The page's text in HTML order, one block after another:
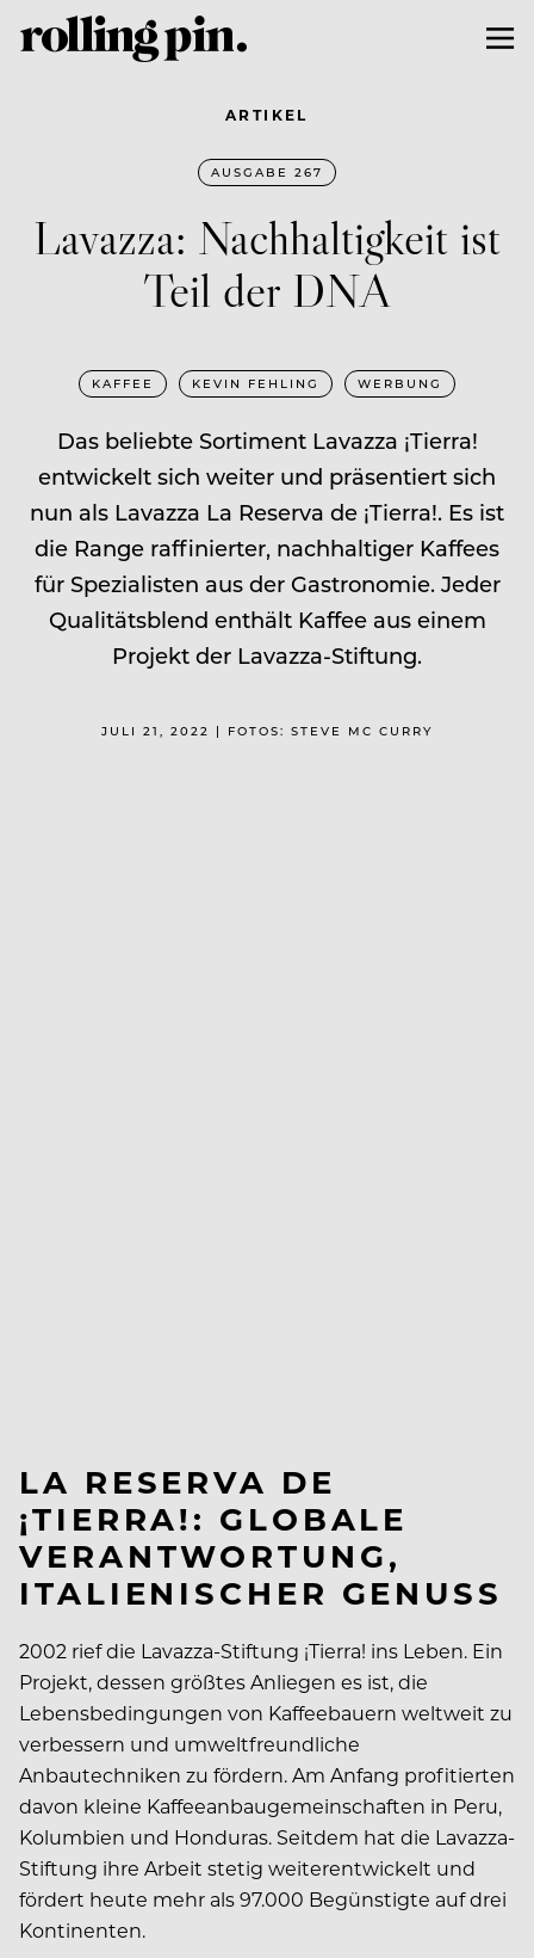
ARTIKEL
AUSGABE 267
Lavazza: Nachhaltigkeit ist
Teil der DNA
KAFFEE KEVIN FEHLING WERBUNG
Das beliebte Sortiment Lavazza ¡Tierra!
entwickelt sich weiter und präsentiert sich
nun als Lavazza La Reserva de ¡Tierra!. Es ist
die Range raffinierter, nachhaltiger Kaffees
für Spezialisten aus der Gastronomie. Jeder
Qualitätsblend enthält Kaffee aus einem
Projekt der Lavazza-Stiftung.
JULI 21, 2022 | FOTOS: STEVE MC CURRY
LA RESERVA DE
¡TIERRA!: GLOBALE
VERANTWORTUNG,
ITALIENISCHER GENUSS
2002 rief die Lavazza-Stiftung ¡Tierra! ins Leben. Ein
Projekt, dessen größtes Anliegen es ist, die
Lebensbedingungen von Kaffeebauern weltweit zu
verbessern und umweltfreundliche
Anbautechniken zu fördern. Am Anfang profitierten
davon kleine Kaffeeanbaugemeinschaften in Peru,
Kolumbien und Honduras. Seitdem hat die Lavazza-
Stiftung ihre Arbeit stetig weiterentwickelt und
fördert heute mehr als 97.000 Begünstigte auf drei
Kontinenten.